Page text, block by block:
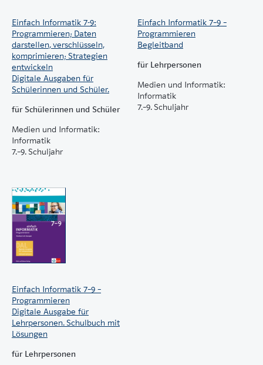
www.einfachinformatik.ch/tjonline.
Die drei Bände von «Einfach Informatik» decken
sämtliche Kompetenzen des Lehrplans 21 im Bereich
«Informatik» ab.
Einfach Informatik 7-9:
Programmieren; Daten
darstellen, verschlüsseln,
komprimieren; Strategien
entwickeln
Digitale Ausgaben für
Schülerinnen und Schüler.
für Schülerinnen und Schüler
Medien und Informatik:
Informatik
7.–9. Schuljahr
Einfach Informatik 7–9 –
Programmieren
Begleitband
für Lehrpersonen
Medien und Informatik:
Informatik
7.–9. Schuljahr
Einfach Informatik 7–9 –
Programmieren
Digitale Ausgabe für
Lehrpersonen. Schulbuch mit
Lösungen
für Lehrpersonen